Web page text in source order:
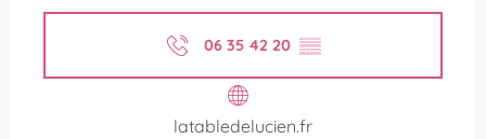
06 35 42 20 ▒▒
latabledelucien.fr